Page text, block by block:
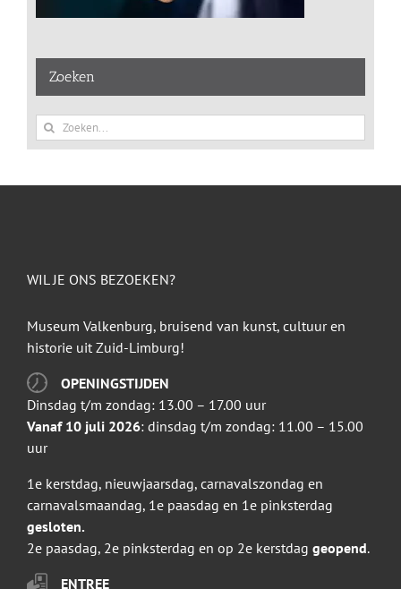
Zoeken
Zoeken
naar:
WIL JE ONS BEZOEKEN?
Museum Valkenburg, bruisend van kunst, cultuur en
historie uit Zuid-Limburg!
OPENINGSTIJDEN
Dinsdag t/m zondag: 13.00 – 17.00 uur
Vanaf 10 juli 2026: dinsdag t/m zondag: 11.00 – 15.00
uur
1e kerstdag, nieuwjaarsdag, carnavalszondag en
carnavalsmaandag, 1e paasdag en 1e pinksterdag
gesloten.
2e paasdag, 2e pinksterdag en op 2e kerstdag geopend.
ENTREE